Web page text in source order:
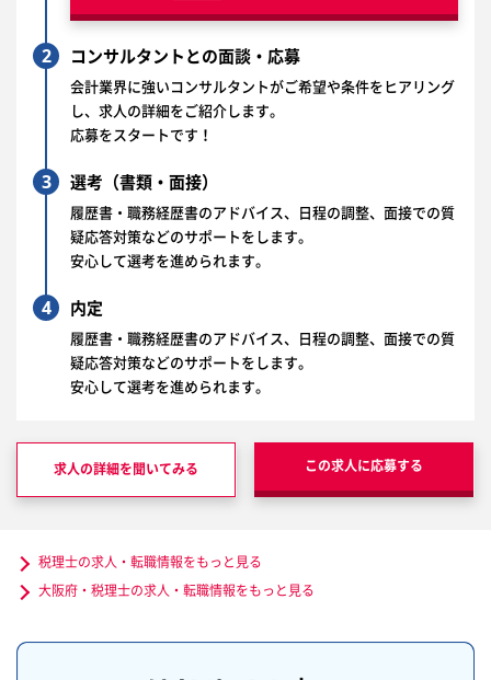
2 コンサルタントとの面談・応募
会計業界に強いコンサルタントがご希望や条件をヒアリング
し、求人の詳細をご紹介します。
応募をスタートです！
3 選考（書類・面接）
履歴書・職務経歴書のアドバイス、日程の調整、面接での質
疑応答対策などのサポートをします。
安心して選考を進められます。
4 内定
履歴書・職務経歴書のアドバイス、日程の調整、面接での質
疑応答対策などのサポートをします。
安心して選考を進められます。
求人の詳細を聞いてみる この求人に応募する
税理士の求人・転職情報をもっと見る
大阪府・税理士の求人・転職情報をもっと見る